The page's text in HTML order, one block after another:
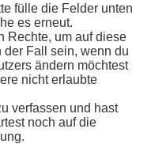
fülle die Felder unten
es erneut.
Rechte, um auf diese
Fall sein, wenn du
ändern möchtest
nicht erlaubte
verfassen und hast
noch auf die